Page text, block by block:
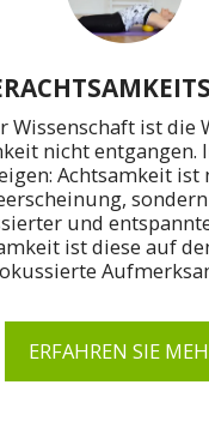
Wissenschaft ist die
nicht entgangen.
Achtsamkeit ist
und
ist diese auf
ERFAHREN SIE